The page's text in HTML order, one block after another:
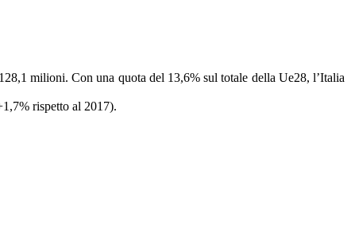
milioni. Con una quota del 13,6% sul totale della Ue28, l’Italia
rispetto al 2017).